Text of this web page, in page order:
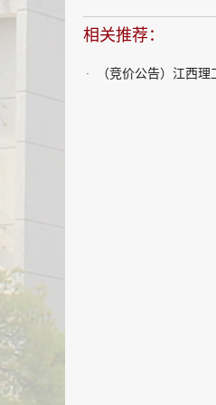
相关推荐：
· （竞价公告）江西